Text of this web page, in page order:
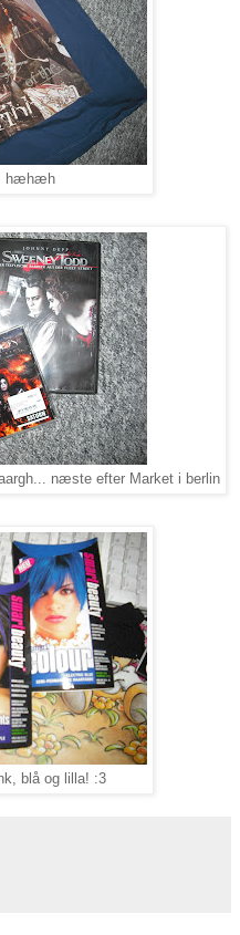
hæhæh
næste efter Market i berlin
blå og lilla! :3